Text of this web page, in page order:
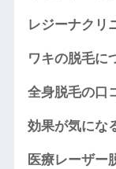
レジーナクリ
ワキの脱毛に
全身脱毛の口
効果が気にな
医療レーザー